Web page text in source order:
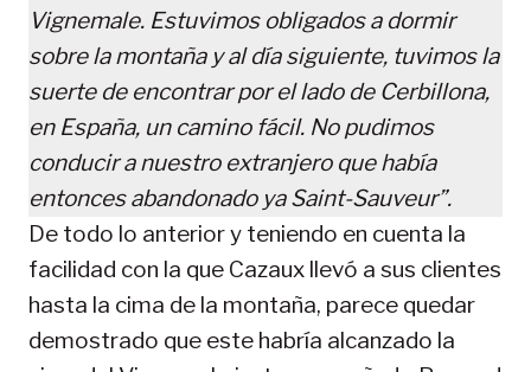
Vignemale. Estuvimos obligados a dormir
sobre la montaña y al día siguiente, tuvimos la
suerte de encontrar por el lado de Cerbillona,
en España, un camino fácil. No pudimos
conducir a nuestro extranjero que había
entonces abandonado ya Saint-Sauveur”.
De todo lo anterior y teniendo en cuenta la
facilidad con la que Cazaux llevó a sus clientes
hasta la cima de la montaña, parece quedar
demostrado que este habría alcanzado la